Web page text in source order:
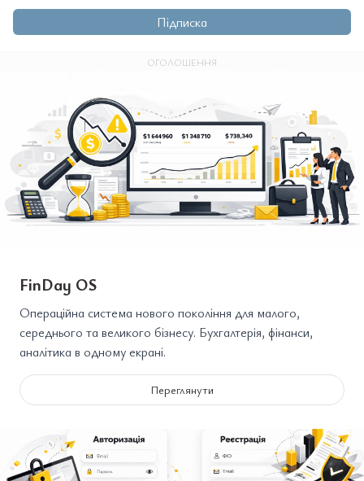
Підписка
ОГОЛОШЕННЯ
FinDay OS
Операційна система нового покоління для малого,
середнього та великого бізнесу. Бухгалтерія, фінанси,
аналітика в одному екрані.
Переглянути